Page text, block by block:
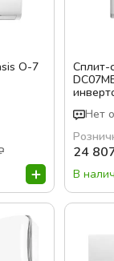
площадь, м²
O-7
Сплит-
Нет
24
В